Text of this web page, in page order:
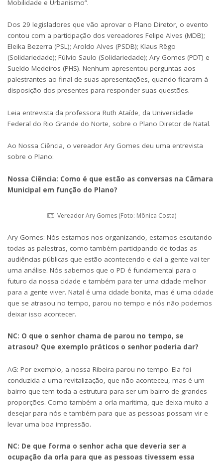
Mobilidade e Urbanismo”.
Dos 29 legisladores que vão aprovar o Plano Diretor, o evento
contou com a participação dos vereadores Felipe Alves (MDB);
Eleika Bezerra (PSL); Aroldo Alves (PSDB); Klaus Rêgo
(Solidariedade); Fúlvio Saulo (Solidariedade); Ary Gomes (PDT) e
Sueldo Medeiros (PHS). Nenhum apresentou perguntas aos
palestrantes ao final de suas apresentações, quando ficaram à
disposição dos presentes para responder suas questões.
Leia entrevista da professora Ruth Ataíde , da Universidade
Federal do Rio Grande do Norte, sobre o Plano Diretor de Natal.
Ao Nossa Ciência, o vereador Ary Gomes deu uma entrevista
sobre o Plano:
Nossa Ciência: Como é que estão as conversas na Câmara
Municipal em função do Plano?
Vereador Ary Gomes (Foto: Mônica Costa)
Ary Gomes: Nós estamos nos organizando, estamos escutando
todas as palestras, como também participando de todas as
audiências públicas que estão acontecendo e daí a gente vai ter
uma análise. Nós sabemos que o PD é fundamental para o
futuro da nossa cidade e também para ter uma cidade melhor
para a gente viver. Natal é uma cidade bonita, mas é uma cidade
que se atrasou no tempo, parou no tempo e nós não podemos
deixar isso acontecer.
NC: O que o senhor chama de parou no tempo, se
atrasou? Que exemplo práticos o senhor poderia dar?
AG: Por exemplo, a nossa Ribeira parou no tempo. Ela foi
conduzida a uma revitalização, que não aconteceu, mas é um
bairro que tem toda a estrutura para ser um bairro de grandes
proporções. Como também a orla marítima, que deixa muito a
desejar para nós e também para que as pessoas possam vir e
levar uma boa impressão.
NC: De que forma o senhor acha que deveria ser a
ocupação da orla para que as pessoas tivessem essa